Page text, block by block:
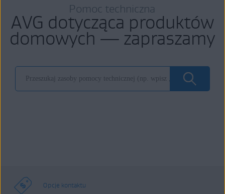
Pomoc techniczna
AVG dotycząca produktów
domowych — zapraszamy
Opcje kontaktu